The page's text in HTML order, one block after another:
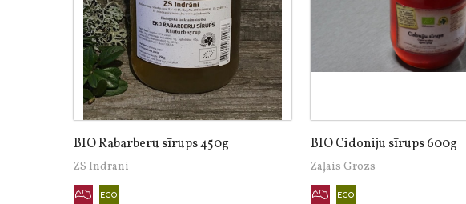
BIO Rabarberu sīrups 450g
ZS Indrāni
BIO Cidoniju sīrups 600g
Zaļais Grozs